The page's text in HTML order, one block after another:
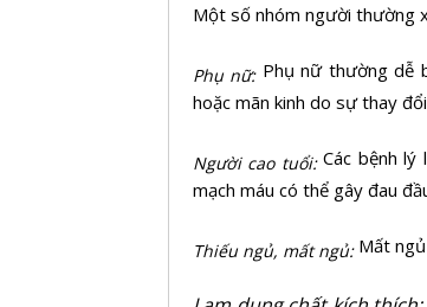
Một số nhóm người thường
Phụ nữ: Phụ nữ thường dễ
hoặc mãn kinh do sự thay
Người cao tuổi: Các bệnh
mạch máu có thể gây đau
Thiếu ngủ, mất ngủ: Mất